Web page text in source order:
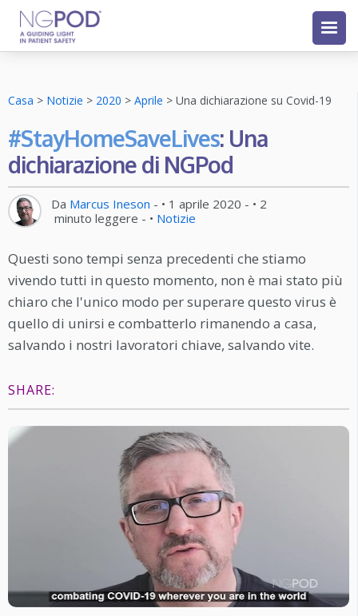
Casa > Notizie > 2020 > Aprile > Una dichiarazione su Covid-19
#StayHomeSaveLives: Una
dichiarazione di NGPod
Da Marcus Ineson - • 1 aprile 2020 - • 2
minuto leggere - • Notizie
Questi sono tempi senza precedenti che stiamo
vivendo tutti in questo momento, non è mai stato più
chiaro che l'unico modo per superare questo virus è
quello di unirsi e combatterlo rimanendo a casa,
salvando i nostri lavoratori chiave, salvando vite.
SHARE: